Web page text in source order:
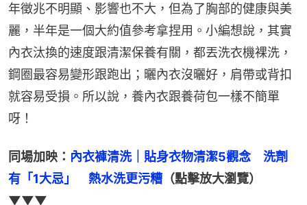
年徵兆不明顯、影響也不大，但為了胸部的健康與美
麗，半年是一個大約值參考拿捏用。小編想說，其實
內衣汰換的速度跟清潔保養有關，都丟洗衣機裸洗，
鋼圈最容易變形跟跑出；曬內衣沒曬好，肩帶或背扣
就容易受損。所以說，養內衣跟養荷包一樣不簡單
呀！
同場加映： 內衣褲清洗｜貼身衣物清潔5觀念　洗劑
有「1大忌」　熱水洗更污糟 （點擊放大瀏覽）
▼▼▼